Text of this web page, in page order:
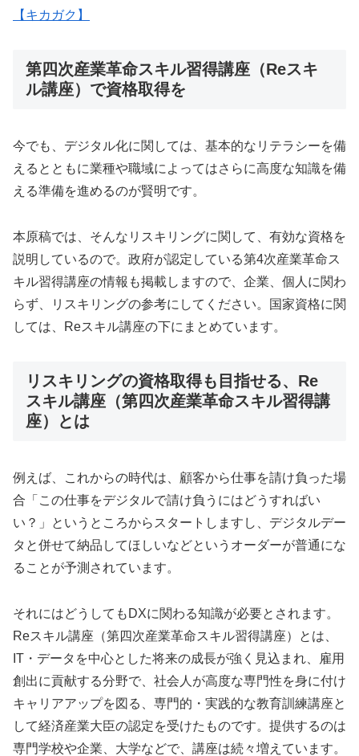
【キカガク】
第四次産業革命スキル習得講座（Reスキ
ル講座）で資格取得を
今でも、デジタル化に関しては、基本的なリテラシーを備
えるとともに業種や職域によってはさらに高度な知識を備
える準備を進めるのが賢明です。
本原稿では、そんなリスキリングに関して、有効な資格を
説明しているので。政府が認定している第4次産業革命ス
キル習得講座の情報も掲載しますので、企業、個人に関わ
らず、リスキリングの参考にしてください。国家資格に関
しては、Reスキル講座の下にまとめています。
リスキリングの資格取得も目指せる、Re
スキル講座（第四次産業革命スキル習得講
座）とは
例えば、これからの時代は、顧客から仕事を請け負った場
合「この仕事をデジタルで請け負うにはどうすればい
い？」というところからスタートしますし、デジタルデー
タと併せて納品してほしいなどというオーダーが普通にな
ることが予測されています。
それにはどうしてもDXに関わる知識が必要とされます。
Reスキル講座（第四次産業革命スキル習得講座）とは、
IT・データを中心とした将来の成長が強く見込まれ、雇用
創出に貢献する分野で、社会人が高度な専門性を身に付け
キャリアアップを図る、専門的・実践的な教育訓練講座と
して経済産業大臣の認定を受けたものです。提供するのは
専門学校や企業、大学などで、講座は続々増えています。